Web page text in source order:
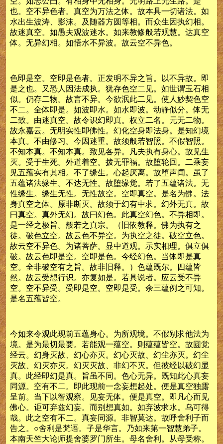
也。空不异色者。真空为万法之体。故本具一切诸法。如
水出生波涛、影沫。及随器方圆等相。而众生因执幻相。
故迷真空。如愚夫观波迷水。如来教修般若观慧。达真空
体。无异幻相。如悟水不异波。故云空不异色。
色即是空。空即是色者。正发明不异之旨。以不异故。即
是之也。又恐人因法成执。犹存色空二见。如世谓玉石相
似。仍存二物。故言不异。今欲泯此二见。使人妙契色空
不二。全体即是。如波即水。如水即波。动静似分。体无
二致。由迷真空。故令识幻即真。权立二名。元无二物。
故永嘉云。无明实性即佛性。幻化空身即法身。是知幻境
本真。不由修习。今因迷重。故须般若智照。不假智照。
不知本真。不知本真。致见各异。凡夫执有身心。故见生
灭。受于生死。外道着空。拨无罪福。故堕轮回。二乘妄
见五蕴实有其相。不了缘生。心起厌离。故堕声闻。虽了
五蕴诸法缘生。不达无性。故堕缘觉。若了五蕴诸法。无
性缘生。缘生无性。无性故空。空即真空。是名为佛。法
身真空之体。原非断灭。故须于幻有中求。幻外无真。故
曰真空。真外无幻。故曰幻色。此真空幻色。不异相即。
是一经之极旨。般若之真宗。（旧依教释。佛为执有之
徒。破色立空。故云色不异空。为执空之徒。破空立色。
故云空不异色。为诸菩萨。显中道观。示实相理。俱立俱
破。故云色即是空。空即是色。今经幻色。当体即是真
空。全非破空有之旨。故非旧释。）色蕴既尔。四蕴皆
然。故云受想行识。亦复如是。若具说者。应云受不异
空。空不异受。受即是空。空即是受。余三蕴例之可知。
是名五蕴皆空。
今如来令观此现前五蕴身心。为所观境。不假别求他法为
境。是为最切最要。若能观一蕴空。则蕴蕴皆空。故圆觉
经云。幻身灭故、幻心亦灭。幻心灭故、幻尘亦灭。幻尘
灭故、幻灭亦灭。幻灭灭故、非幻不灭。但彼经以破幻显
真。此经即幻是真。旨虽不同。色心无异。既知此心真妄
同源。空有不二。即此现前一念妄想起处。便是真空独露
呈前。当下以智观察。见妄无体。便是真空。即凡心而见
佛心。讵可弃兹幻妄。而别想真如。如弃波求水。乌可得
哉。此之空有不二。真妄同源。非智莫达。故呼舍利子而
告之。○舍利是梵语。子是华言。乃如来第一智慧弟子。
本南天竺大论师提舍婆罗门所生。母名舍利。从母受称。